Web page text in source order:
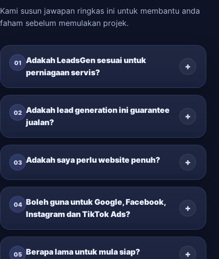
Kami susun jawapan ringkas ini untuk membantu anda
faham sebelum memulakan projek.
01
Adakah LeadsGen sesuai untuk
perniagaan servis?
02 Adakah lead generation ini guarantee
jualan?
03 Adakah saya perlu website penuh?
04 Boleh guna untuk Google, Facebook,
Instagram dan TikTok Ads?
05 Berapa lama untuk mula siap?